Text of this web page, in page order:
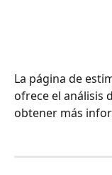
La página de
ofrece el análisis
obtener más